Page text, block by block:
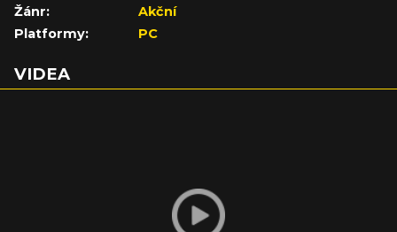
Žánr:
Akční
Platformy:
PC
VIDEA